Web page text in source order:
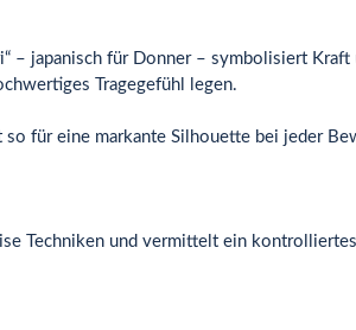
– japanisch für Donner – symbolisiert
Tragegefühl legen.
für eine markante Silhouette bei jeder
Techniken und vermittelt ein